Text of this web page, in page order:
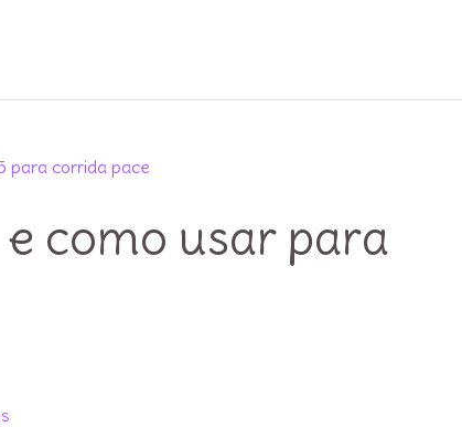
como usar para